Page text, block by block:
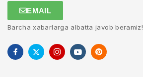
EMAIL
Barcha xabarlarga albatta javob beramiz!